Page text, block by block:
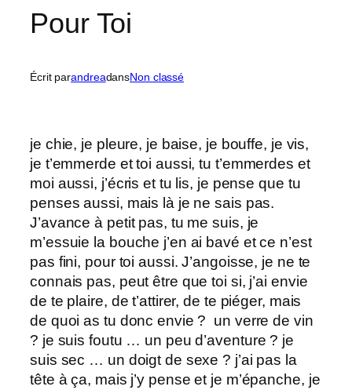
Pour Toi
Écrit parandreadansNon classé
je chie, je pleure, je baise, je bouffe, je vis,
je t’emmerde et toi aussi, tu t’emmerdes et
moi aussi, j’écris et tu lis, je pense que tu
penses aussi, mais là je ne sais pas.
J’avance à petit pas, tu me suis, je
m’essuie la bouche j’en ai bavé et ce n’est
pas fini, pour toi aussi. J’angoisse, je ne te
connais pas, peut être que toi si, j’ai envie
de te plaire, de t’attirer, de te piéger, mais
de quoi as tu donc envie ? un verre de vin
? je suis foutu … un peu d’aventure ? je
suis sec … un doigt de sexe ? j’ai pas la
tête à ça, mais j’y pense et je m’épanche, je